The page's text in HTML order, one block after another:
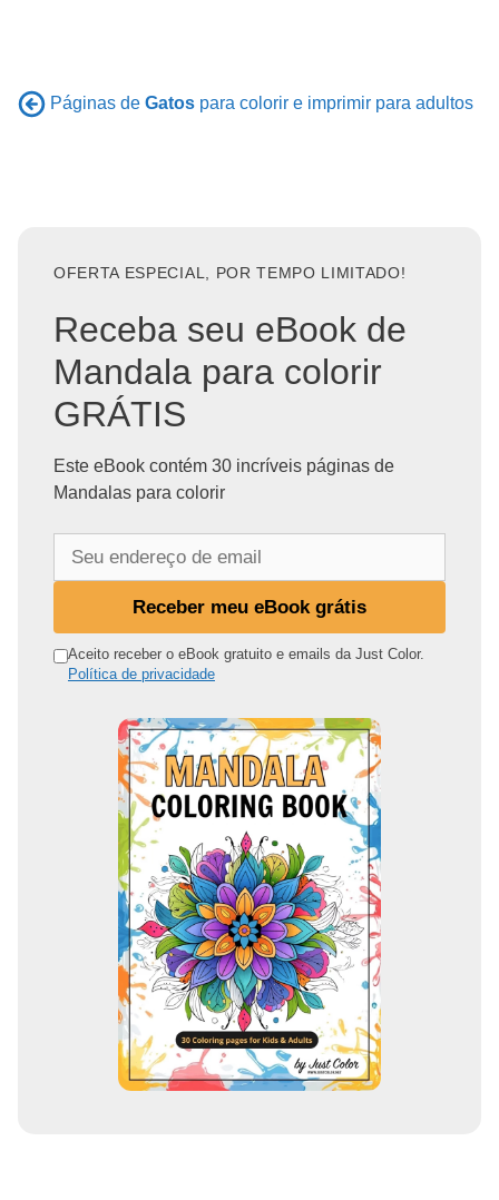
Páginas de Gatos para colorir e imprimir para adultos
OFERTA ESPECIAL, POR TEMPO LIMITADO!
Receba seu eBook de
Mandala para colorir
GRÁTIS
Este eBook contém 30 incríveis páginas de
Mandalas para colorir
n
Receber meu eBook grátis
Aceito receber o eBook gratuito e emails da Just Color.
Política de privacidade